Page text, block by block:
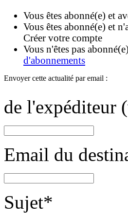
Vous êtes abonné(e) et
Vous êtes abonné(e) et
Créer votre compte
Vous n'êtes pas
d'abonnements
Envoyer cette actualité par email :
de l'expéditeur
Email du
Sujet*